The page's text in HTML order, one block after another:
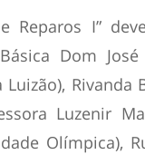
Reparos I”
Dom José
Rivanda
Luzenir
Olímpica),